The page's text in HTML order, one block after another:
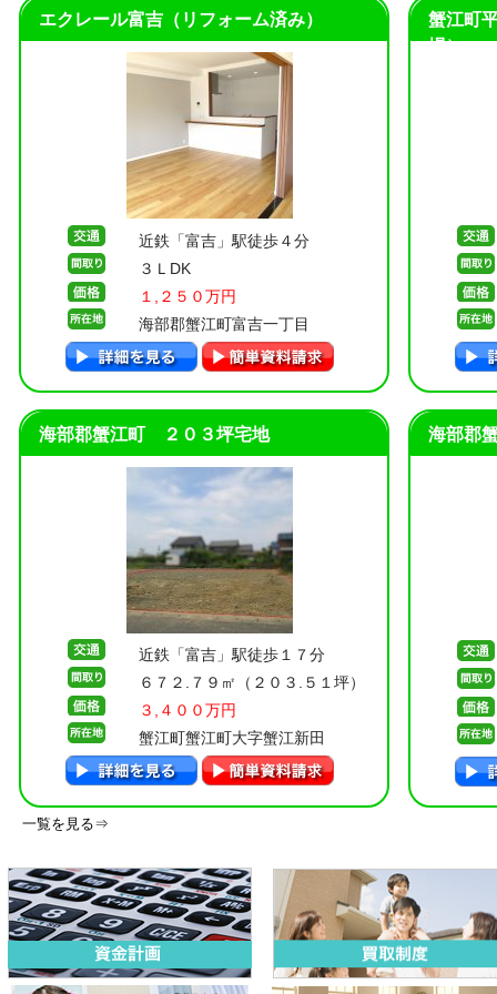
エクレール富吉（リフォーム済み）
近鉄「富吉」駅徒歩４分
３ＬDK
１,２５０万円
海部郡蟹江町富吉一丁目
蟹江町
場）
海部郡蟹江町 ２０３坪宅地
近鉄「富吉」駅徒歩１７分
６７２.７９㎡（２０３.５１坪）
３,４００万円
蟹江町蟹江町大字蟹江新田
海部郡
一覧を見る⇒